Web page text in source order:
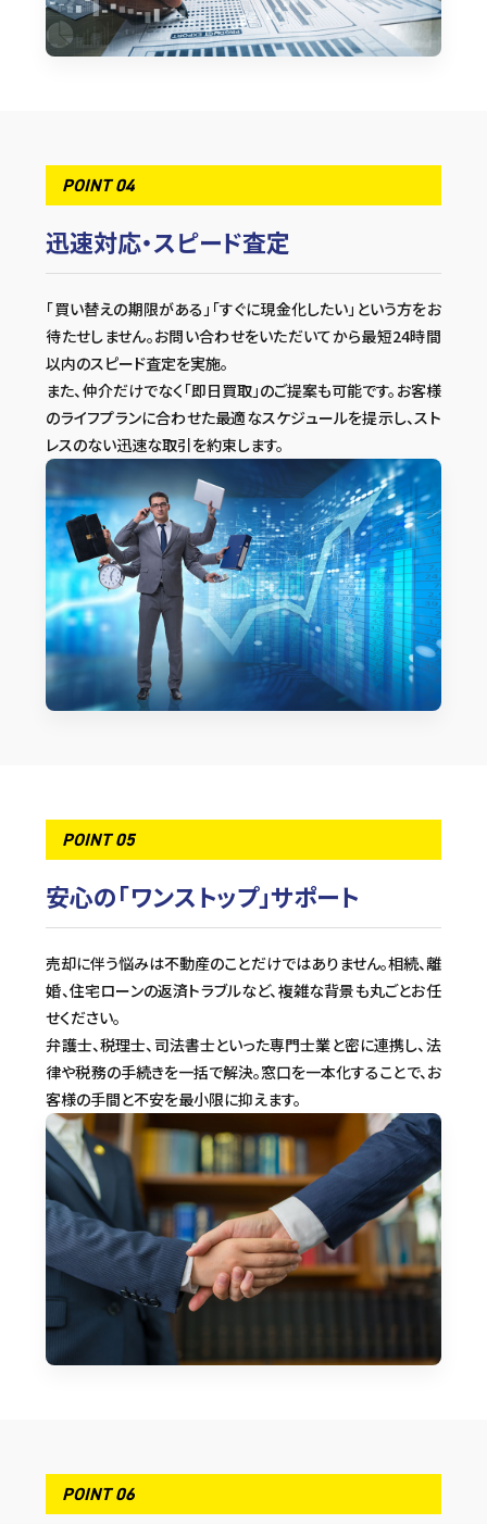
POINT 04
迅速対応・スピード査定
「買い替えの期限がある」「すぐに現金化したい」という方をお
待たせしません。お問い合わせをいただいてから最短24時間
以内のスピード査定を実施。
また、仲介だけでなく「即日買取」のご提案も可能です。お客様
のライフプランに合わせた最適なスケジュールを提示し、スト
レスのない迅速な取引を約束します。
POINT 05
安心の「ワンストップ」サポート
売却に伴う悩みは不動産のことだけではありません。相続、離
婚、住宅ローンの返済トラブルなど、複雑な背景も丸ごとお任
せください。
弁護士、税理士、司法書士といった専門士業と密に連携し、法
律や税務の手続きを一括で解決。窓口を一本化することで、お
客様の手間と不安を最小限に抑えます。
POINT 06